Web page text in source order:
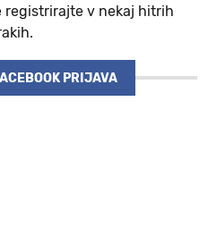
registrirajte v nekaj hitrih
PRIJAVA